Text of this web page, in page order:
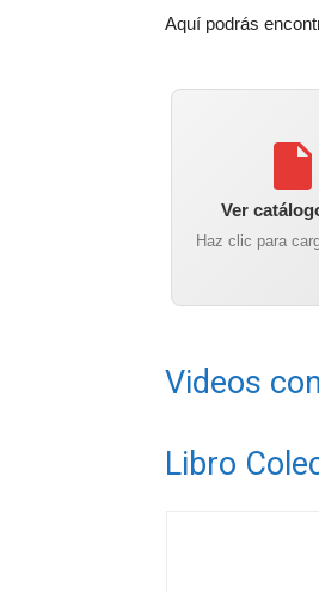
Aquí podrás
Ver
Haz clic para
Videos
Libro